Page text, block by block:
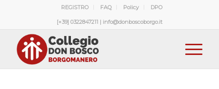
REGISTRO FAQ Policy DPO
[+39] 0322847211 | info@donboscoborgo.it